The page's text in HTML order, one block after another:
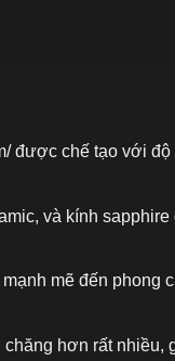
được chế tạo với độ
và kính sapphire
mẽ đến phong
hơn rất nhiều,